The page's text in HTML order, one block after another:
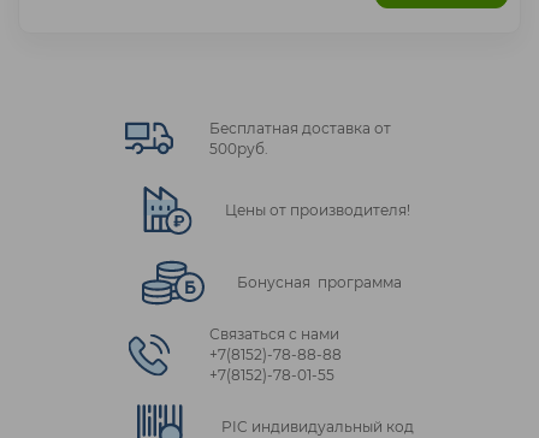
Бесплатная доставка от
500руб.
Цены от производителя!
Бонусная программа
Связаться с нами
+7(8152)‑78‑88‑88
+7(8152)‑78‑01‑55
PIC индивидуальный код